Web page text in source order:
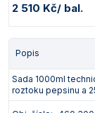
2 510 Kč/ bal.
Popis
Sada 1000ml
roztoku pepsinu a